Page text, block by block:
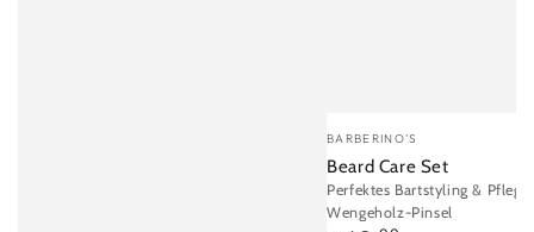
Verkäufer/in:
BARBERINO'S
Beard Care Set
Perfektes Bartstyling &
Wengeholz-Pinsel